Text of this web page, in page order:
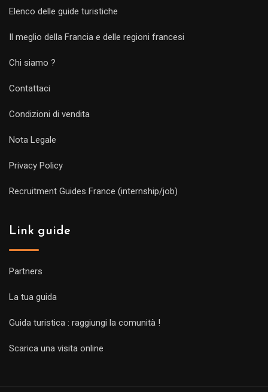
Elenco delle guide turistiche
Il meglio della Francia e delle regioni francesi
Chi siamo ?
Contattaci
Condizioni di vendita
Nota Legale
Privacy Policy
Recruitment Guides France (internship/job)
Link guide
Partners
La tua guida
Guida turistica : raggiungi la comunità !
Scarica una visita online